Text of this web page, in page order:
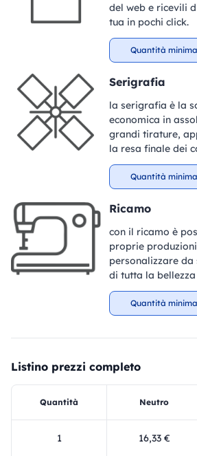
del web e ricevili
tua in pochi click.
Quantità
Serigrafia
la serigrafia è la
economica in
grandi tirature,
la resa finale dei
Quantità
Ricamo
con il ricamo è
proprie
personalizzare da
di tutta la
Quantità
Listino prezzi completo
Quantità Neutro
1 16,33 €